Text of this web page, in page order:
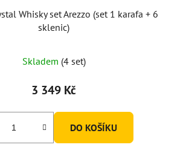
Whisky set Arezzo (set 1 karafa + 6
sklenic)
Skladem (4 set)
3 349 Kč
DO KOŠÍKU